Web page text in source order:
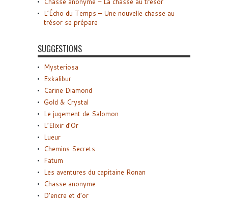
L’Écho du Temps – Une nouvelle chasse au
trésor se prépare
SUGGESTIONS
Mysteriosa
Exkalibur
Carine Diamond
Gold & Crystal
Le jugement de Salomon
L’Elixir d’Or
Lueur
Chemins Secrets
Fatum
Les aventures du capitaine Ronan
Chasse anonyme
D’encre et d’or